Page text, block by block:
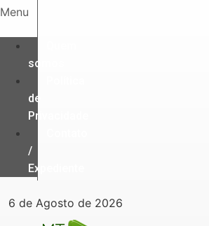
Ir
o
conteúdo
Menu
somos
de
Privacidade
/
Expediente
6 de Agosto de 2026